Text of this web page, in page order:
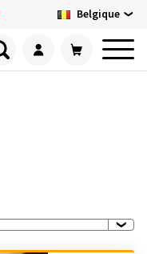
Belgique